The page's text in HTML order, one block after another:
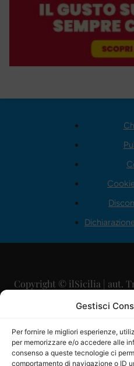
Gestisci
Per fornire le migliori esperienze,
per memorizzare e/o accedere alle
consenso a queste tecnologie ci
comportamento di navigazione o ID
Copyright © ilSicilia | aut.
29/09/
Direttore Editoriale: